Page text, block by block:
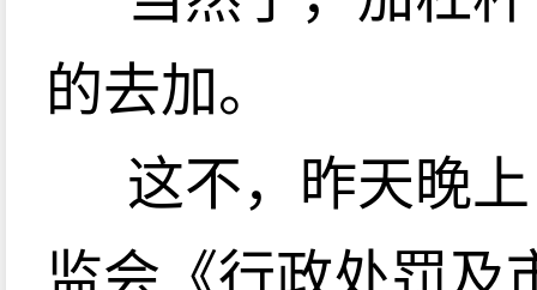
的去加。
这不，昨天晚
监会《行政处罚及